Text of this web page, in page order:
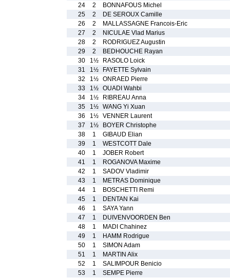
24
2
BONNAFOUS Michel
25
2
DE SEROUX Camille
26
2
MALLASSAGNE Francois-Eric
27
2
NICULAE Vlad Marius
28
2
RODRIGUEZ Augustin
29
2
BEDHOUCHE Rayan
30
1½
RASOLO Loick
31
1½
FAYETTE Sylvain
32
1½
ONRAED Pierre
33
1½
OUADI Wahbi
34
1½
RIBREAU Anna
35
1½
WANG Yi Xuan
36
1½
VENNER Laurent
37
1½
BOYER Christophe
38
1
GIBAUD Elian
39
1
WESTCOTT Dale
40
1
JOBER Robert
41
1
ROGANOVA Maxime
42
1
SADOV Vladimir
43
1
METRAS Dominique
44
1
BOSCHETTI Remi
45
1
DENTAN Kai
46
1
SAYA Yann
47
1
DUIVENVOORDEN Ben
48
1
MADI Chahinez
49
1
HAMM Rodrigue
50
1
SIMON Adam
51
1
MARTIN Alix
52
1
SALIMPOUR Benicio
53
1
SEMPE Pierre